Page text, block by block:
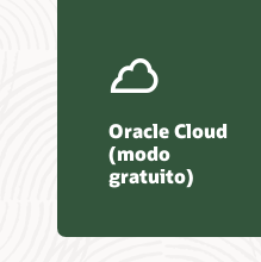
Oracle Cloud
(modo
gratuito)